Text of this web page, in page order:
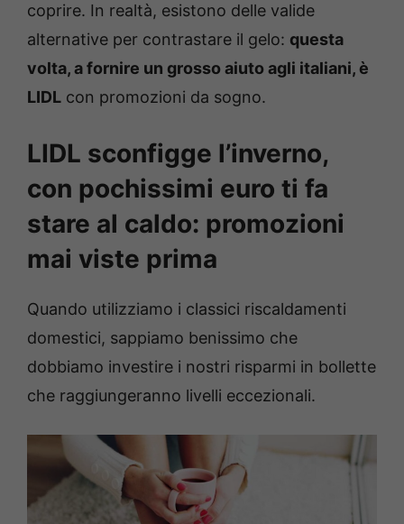
coprire. In realtà, esistono delle valide
alternative per contrastare il gelo: questa
volta, a fornire un grosso aiuto agli italiani, è
LIDL con promozioni da sogno.
LIDL sconfigge l’inverno,
con pochissimi euro ti fa
stare al caldo: promozioni
mai viste prima
Quando utilizziamo i classici riscaldamenti
domestici, sappiamo benissimo che
dobbiamo investire i nostri risparmi in bollette
che raggiungeranno livelli eccezionali.